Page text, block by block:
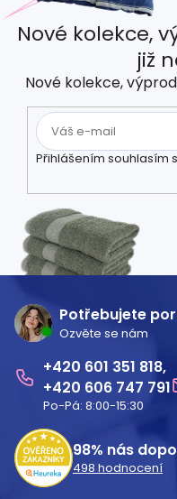
Nové kolekce,
již
Nové kolekce,
Přihlášením souhlasím
Potřebujete
Ozvěte se nám
601 351 818
606 747 791
Po-Pá: 8:00-15:30
98% nás
498 hodnocení